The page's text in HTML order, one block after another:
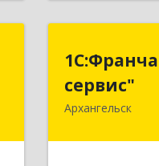
сервис"
Архангельск